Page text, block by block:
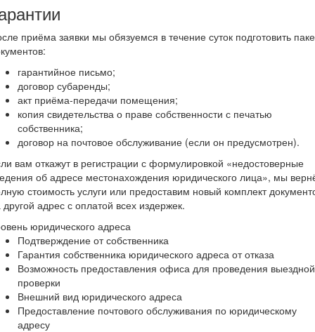
приёма заявки мы обязуемся в течение суток подготовить
гарантийное письмо;
договор субаренды;
акт приёма-передачи помещения;
копия свидетельства о праве собственности с печатью
собственника;
договор на почтовое обслуживание (если он предусмотрен).
вам откажут в регистрации с формулировкой «недостоверные
об адресе местонахождения юридического лица», мы
стоимость услуги или предоставим новый комплект
другой адрес с оплатой всех издержек.
юридического адреса
Подтверждение от собственника
Гарантия собственника юридического адреса от отказа
Возможность предоставления офиса для проведения выездной
проверки
Внешний вид юридического адреса
Предоставление почтового обслуживания по юридическому
адресу